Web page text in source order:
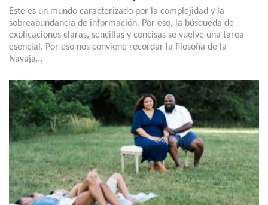
Este es un mundo caracterizado por la complejidad y la
sobreabundancia de información. Por eso, la búsqueda de
explicaciones claras, sencillas y concisas se vuelve una tarea
esencial. Por eso nos conviene recordar la filosofía de la
Navaja…